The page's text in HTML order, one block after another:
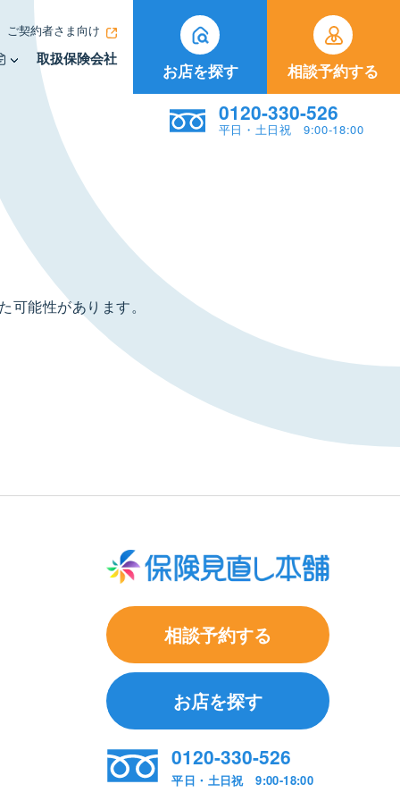
ご契約者さま向け
取扱保険会社
お店を探す 相談予約する
0120-330-526
平日・土日祝 9:00-18:00
能性があります。
相談予約する
お店を探す
0120-330-526
平日・土日祝 9:00-18:00